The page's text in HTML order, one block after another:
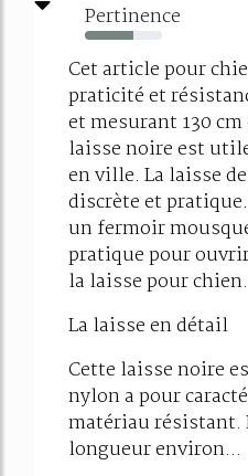
Pertinence
63%
Cet article pour
praticité et
et mesurant 130
laisse noire est
en ville. La laisse
discrète et
un fermoir
pratique pour
la laisse pour chien.
La laisse en détail
Cette laisse noire
nylon a pour
matériau résistant.
longueur environ...